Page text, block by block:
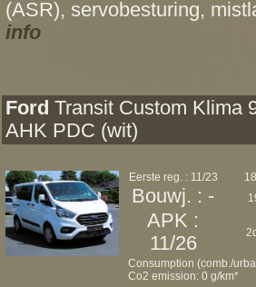
(ASR), servobesturing,
info
Ford Transit Custom Klima
AHK PDC (wit)
Eerste reg. : 11/23
Bouwj. : -
APK :
11/26
Consumption (comb./
Co2 emission: 0 g/km*